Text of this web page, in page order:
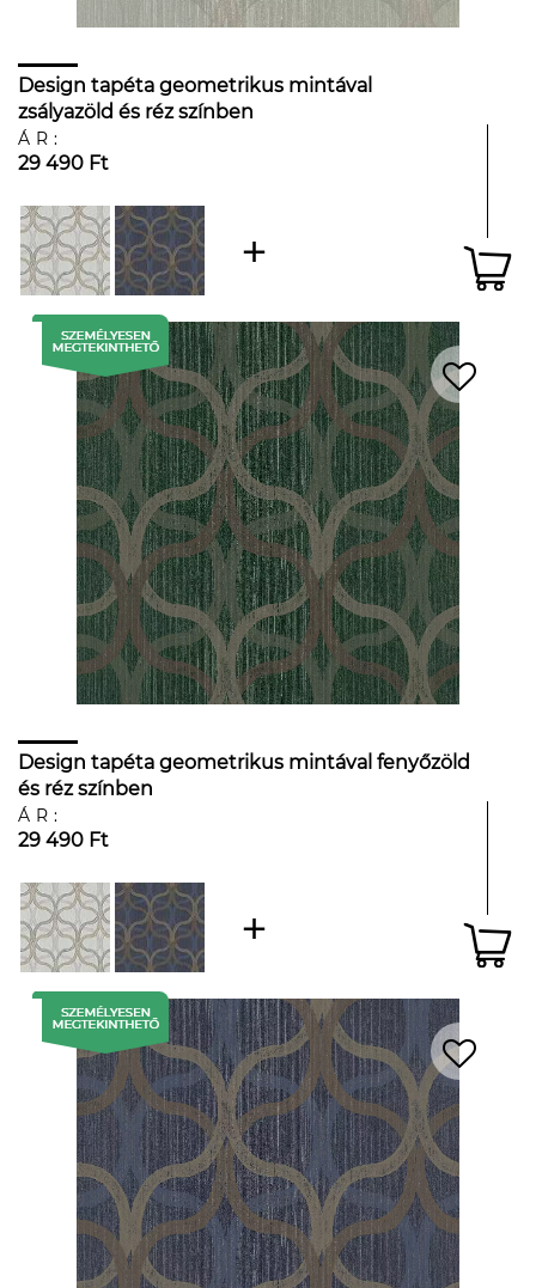
Design tapéta geometrikus mintával
zsályazöld és réz színben
ÁR:
29 490 Ft
Design tapéta geometrikus mintával fenyőzöld
és réz színben
ÁR:
29 490 Ft